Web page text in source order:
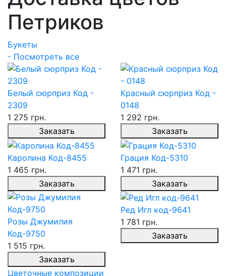
Петриков
Букеты
- Посмотреть все
Белый сюрприз Код -
2309
1 275 грн.
Заказать
Красный сюрприз Код -
0148
1 292 грн.
Заказать
Каролина Код-8455
1 465 грн.
Заказать
Грация Код-5310
1 471 грн.
Заказать
Розы Джумилия
Код-9750
1 515 грн.
Заказать
Ред Игл код-9641
1 781 грн.
Заказать
Цветочные композиции